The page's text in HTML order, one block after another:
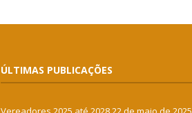
ÚLTIMAS PUBLICAÇÕES